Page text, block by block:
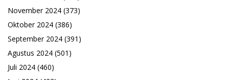
November 2024 (373)
Oktober 2024 (386)
September 2024 (391)
Agustus 2024 (501)
Juli 2024 (460)